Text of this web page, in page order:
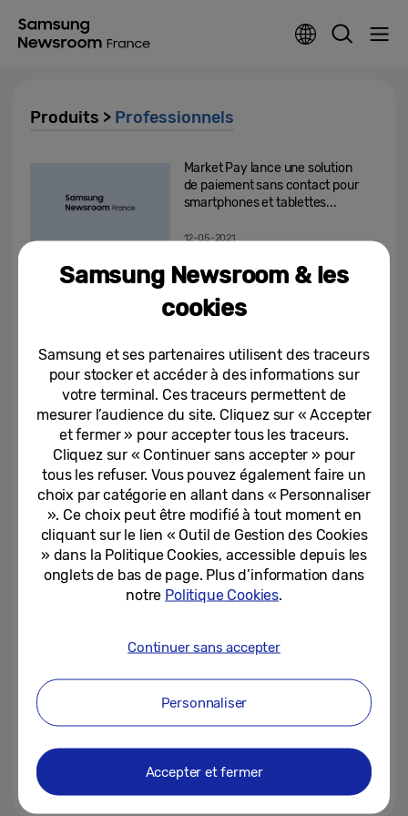
Produits > Professionnels
Market Pay lance une solution
de paiement sans contact pour
smartphones et tablettes...
12-05-2021
Pour en faire plus sans
Galaxy XCover 5, son nouveau...
Samsung présente sa nouvelle
gamme de TV et moniteurs 2021
02-03-2021
Samsung Electronics France et
iNUI Studio s’associent pour
lancer une solution d’écran...
23-02-2021
Les smartphones et les
Samsung au plus près des TPE
03-11-2020
Samsung Newsroom & les
cookies
Samsung et ses partenaires utilisent des traceurs
pour stocker et accéder à des informations sur
votre terminal. Ces traceurs permettent de
mesurer l’audience du site. Cliquez sur « Accepter
et fermer » pour accepter tous les traceurs.
Cliquez sur « Continuer sans accepter » pour
tous les refuser. Vous pouvez également faire un
choix par catégorie en allant dans « Personnaliser
». Ce choix peut être modifié à tout moment en
cliquant sur le lien « Outil de Gestion des Cookies
» dans la Politique Cookies, accessible depuis les
onglets de bas de page. Plus d’information dans
notre Politique Cookies.
Continuer sans accepter
Personnaliser
Accepter et fermer